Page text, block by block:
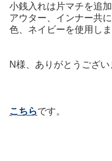
小銭入れは片マチを追加
アウター、インナー共
色、ネイビーを使用しま
N様、ありがとうござい
こちらです。